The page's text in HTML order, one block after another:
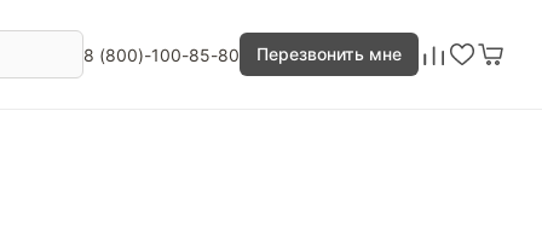
8 (800)-100-85-80 Перезвонить мне